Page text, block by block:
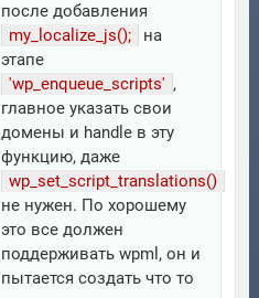
после добавления
my_localize_js();
на
этапе
'wp_enqueue_scripts' ,
главное указать свои
домены и handle в эту
функцию, даже
wp_set_script_translations()
не нужен. По хорошему
это все должен
поддерживать wpml, он и
пытается создать что то